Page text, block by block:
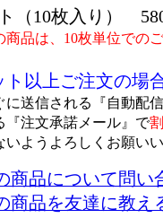
（10枚入り）
品は、10枚単位での
以上ご注文の場
に送信される『自動配
『注文承諾メール』で
いようよろしくお願い
商品について問い
商品を友達に教え